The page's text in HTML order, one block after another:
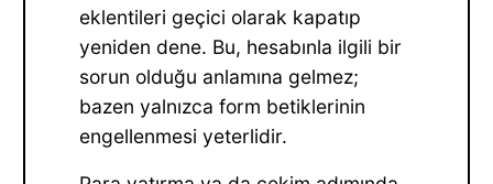
eklentileri geçici olarak kapatıp
yeniden dene. Bu, hesabınla ilgili bir
sorun olduğu anlamına gelmez;
bazen yalnızca form betiklerinin
engellenmesi yeterlidir.